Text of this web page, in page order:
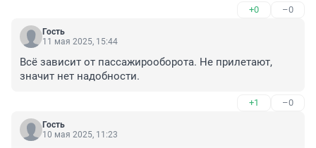
+0 –0
Гость
11 мая 2025, 15:44
Всё зависит от пассажирооборота. Не прилетают,
значит нет надобности.
+1 –0
Гость
10 мая 2025, 11:23